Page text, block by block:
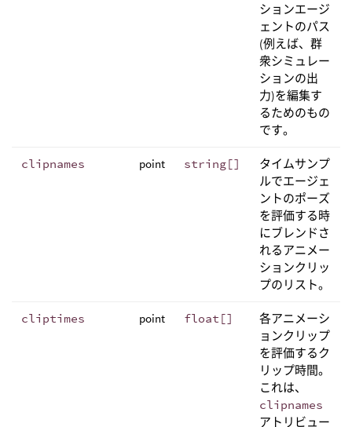
ションエージ
ェントのパス
(例えば、群
衆シミュレー
ションの出
力)を編集す
るためのもの
です。
clipnames point string[]
タイムサンプ
ルでエージェ
ントのポーズ
を評価する時
にブレンドさ
れるアニメー
ションクリッ
プのリスト。
cliptimes point float[]
各アニメーシ
ョンクリップ
を評価するク
リップ時間。
これは、
clipnames
アトリビュー